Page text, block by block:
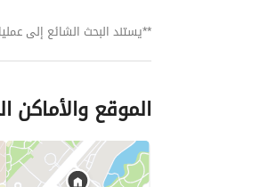
**يستند البحث الشائع إلى
الموقع والأماكن